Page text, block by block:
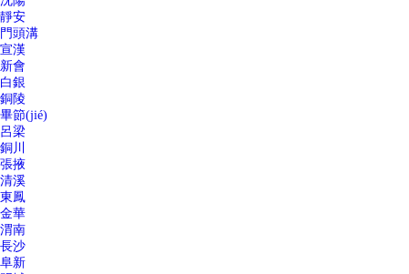
靜安
門頭溝
宣漢
新會
白銀
銅陵
畢節(jié)
呂梁
銅川
張掖
清溪
東鳳
金華
渭南
長沙
阜新